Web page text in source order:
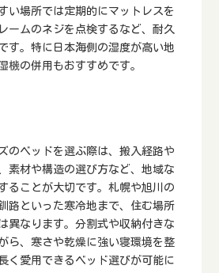
い場所では定期的にマットレスを
ームのネジを点検するなど、耐久
す。特に日本海側の湿度が高い地
機の併用もおすすめです。
のベッドを選ぶ際は、搬入経路や
素材や構造の選び方など、地域な
ることが大切です。札幌や旭川の
路といった寒冷地まで、住む場所
異なります。分割式や収納付きな
ら、寒さや乾燥に強い寝環境を整
く愛用できるベッド選びが可能に